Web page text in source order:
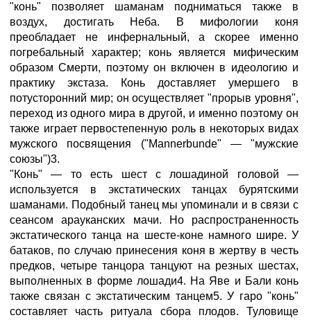
"конь" позволяет шаманам подниматься также в
воздух, достигать Неба. В мифологии коня
преобладает не инфернальный, а скорее именно
погребальный характер; конь является мифическим
образом Смерти, поэтому он включен в идеологию и
практику экстаза. Конь доставляет умершего в
потусторонний мир; он осуществляет "прорыв уровня",
переход из одного мира в другой, и именно поэтому он
также играет первостепенную роль в некоторых видах
мужского посвящения ("Mannerbunde" — "мужские
союзы")3.
"Конь" — то есть шест с лошадиной головой —
используется в экстатических танцах бурятскими
шаманами. Подобный танец мы yпоминали и в связи с
сеансом арауканских мачи. Но pаспространенность
экстатического танца на шесте-коне намного шире. У
батаков, по случаю принесения коня в жертву в честь
предков, четыре танцора танцуют на резных шестах,
выполненных в форме лошади4. На Яве и Бали конь
также связан с экстатическим танцем5. У гаро "конь"
составляет часть ритуала сбора плодов. Туловище